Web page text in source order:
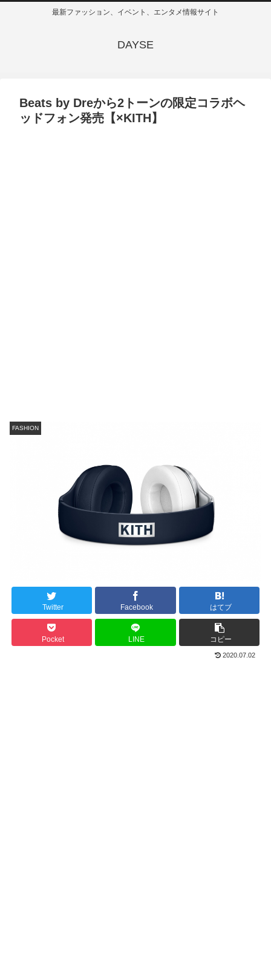
最新ファッション、イベント、エンタメ情報サイト
DAYSE
Beats by Dreから2トーンの限定コラボヘ
ッドフォン発売【×KITH】
FASHION
Twitter Facebook はてブ
Pocket LINE コピー
2020.07.02